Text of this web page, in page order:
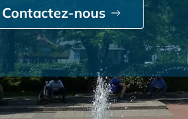
Contactez-nous